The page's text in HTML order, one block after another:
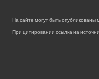
На сайте могут быть опубликованы
При цитировании ссылка на